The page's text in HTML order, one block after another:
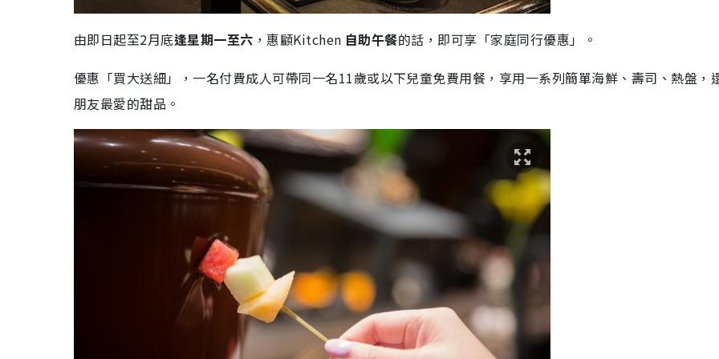
由即日起至2月底逢星期一至六 ，惠顧Kitchen 自助午餐的話，即可享「家庭同行優惠」。
優惠「買大送細」，一名付費成人可帶同一名11歲或以下兒童免費用餐，享用一系列簡單海鮮、壽司、熱盤，
朋友最愛的甜品。